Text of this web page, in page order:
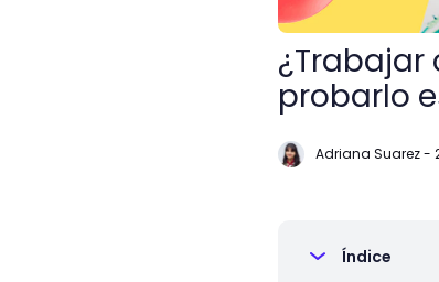
¿Trabajar
probarlo
Adriana Suarez-
Índice